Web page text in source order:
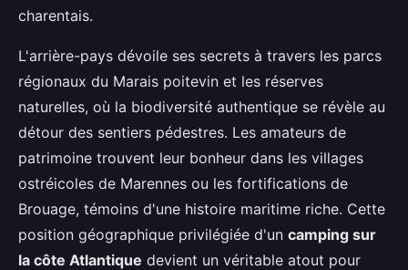
charentais.
L'arrière-pays dévoile ses secrets à travers les parcs
régionaux du Marais poitevin et les réserves
naturelles, où la biodiversité authentique se révèle au
détour des sentiers pédestres. Les amateurs de
patrimoine trouvent leur bonheur dans les villages
ostréicoles de Marennes ou les fortifications de
Brouage, témoins d'une histoire maritime riche. Cette
position géographique privilégiée d'un camping sur
la côte Atlantique devient un véritable atout pour